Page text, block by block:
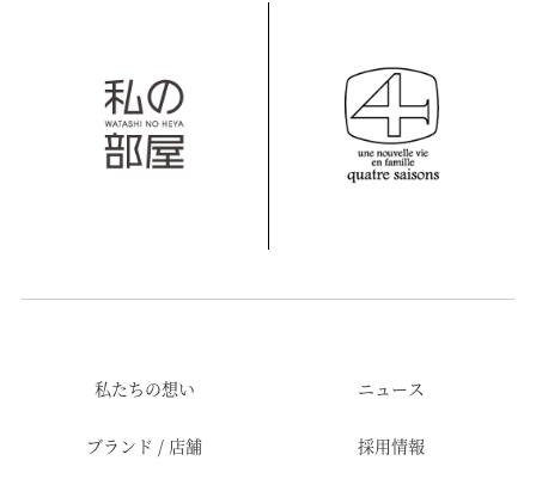
私たちの想い ニュース
ブランド / 店舗 採用情報